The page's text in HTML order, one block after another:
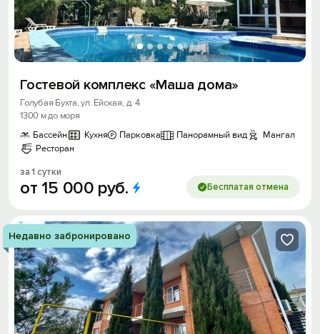
Гостевой комплекс «Маша дома»
Голубая Бухта, ул. Ейская, д. 4
1300 м до моря
Бассейн
Кухня Парковка Панорамный вид
Мангал
Ресторан
за 1 сутки
от 15 000 руб. Бесплатая отмена
Недавно забронировано